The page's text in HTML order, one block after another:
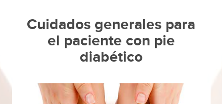
Cuidados generales para
el paciente con pie
diabético